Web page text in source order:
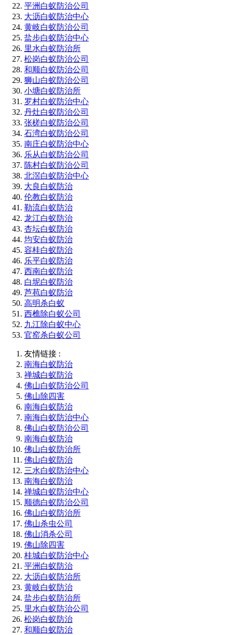
平洲白蚁防治公司
大沥白蚁防治中心
黄岐白蚁防治公司
盐步白蚁防治中心
里水白蚁防治所
松岗白蚁防治公司
和顺白蚁防治公司
狮山白蚁防治公司
小塘白蚁防治所
罗村白蚁防治中心
丹灶白蚁防治公司
张槎白蚁防治公司
石湾白蚁防治公司
南庄白蚁防治中心
乐从白蚁防治公司
陈村白蚁防治公司
北滘白蚁防治中心
大良白蚁防治
伦教白蚁防治
勒流白蚁防治
龙江白蚁防治
杏坛白蚁防治
均安白蚁防治
容桂白蚁防治
乐平白蚁防治
西南白蚁防治
白坭白蚁防治
芦苞白蚁防治
高明杀白蚁
西樵除白蚁公司
九江除白蚁中心
官窑杀白蚁公司
友情链接 :
南海白蚁防治
禅城白蚁防治
佛山白蚁防治公司
佛山除四害
南海白蚁防治
南海白蚁防治中心
佛山白蚁防治公司
南海白蚁防治
佛山白蚁防治所
佛山白蚁防治
三水白蚁防治中心
南海白蚁防治
禅城白蚁防治中心
顺德白蚁防治公司
佛山白蚁防治所
佛山杀虫公司
佛山消杀公司
佛山除四害
桂城白蚁防治中心
平洲白蚁防治
大沥白蚁防治所
黄岐白蚁防治
盐步白蚁防治所
里水白蚁防治公司
松岗白蚁防治
和顺白蚁防治